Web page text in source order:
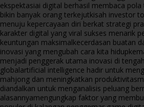
ekspektasiai digital berhasil membaca
bikin banyak orang terkejutkisah investor
menuju kepercayaan diri berkat strategi
karakter digital yang viral sukses menarik
keuntungan maksimalkecerdasan buatan
inovasi yang mengubah cara kita hidup
menjadi penggerak utama inovasi di
globalartificial intelligence hadir untuk
mahjong dan meningkatkan produktivitas
diandalkan untuk menganalisis peluang
alasannyamengungkap faktor yang